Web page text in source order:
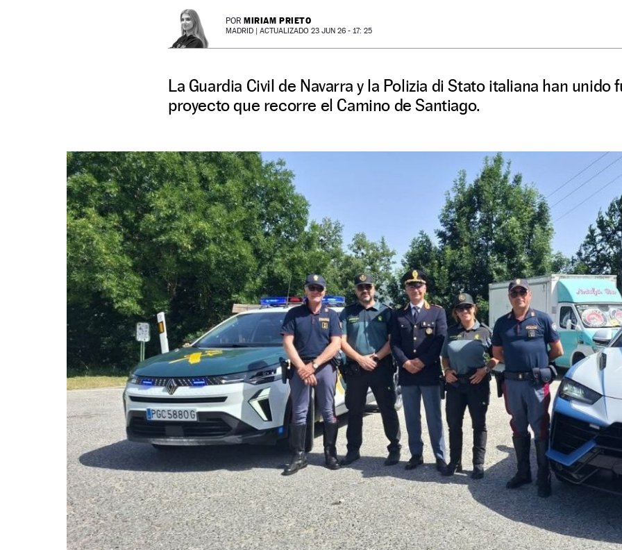
POR MIRIAM PRIETO
MADRID | ACTUALIZADO 23 JUN 26 - 17: 25
La Guardia Civil de Navarra y la Polizia di Stato italiana han unido
proyecto que recorre el Camino de Santiago.